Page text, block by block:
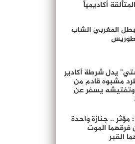
أكاديمياً
المغربي الشاب
يدل شرطة أكادير
مشبوه قادم من
وتفتيشه يسفر عن
مؤثر .. جنازة واحدة
فرقهما الموت
القبر